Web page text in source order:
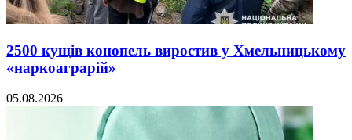
2500 кущів конопель виростив у Хмельницькому
«наркоаграрій»
05.08.2026